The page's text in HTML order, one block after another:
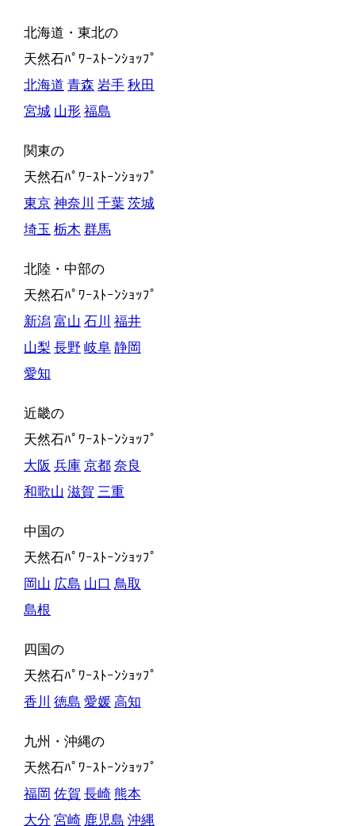
北海道・東北の
天然石ﾊﾟﾜｰｽﾄｰﾝｼｮｯﾌﾟ
北海道 青森 岩手 秋田
宮城 山形 福島
関東の
天然石ﾊﾟﾜｰｽﾄｰﾝｼｮｯﾌﾟ
東京 神奈川 千葉 茨城
埼玉 栃木 群馬
北陸・中部の
天然石ﾊﾟﾜｰｽﾄｰﾝｼｮｯﾌﾟ
新潟 富山 石川 福井
山梨 長野 岐阜 静岡
愛知
近畿の
天然石ﾊﾟﾜｰｽﾄｰﾝｼｮｯﾌﾟ
大阪 兵庫 京都 奈良
和歌山 滋賀 三重
中国の
天然石ﾊﾟﾜｰｽﾄｰﾝｼｮｯﾌﾟ
岡山 広島 山口 鳥取
島根
四国の
天然石ﾊﾟﾜｰｽﾄｰﾝｼｮｯﾌﾟ
香川 徳島 愛媛 高知
九州・沖縄の
天然石ﾊﾟﾜｰｽﾄｰﾝｼｮｯﾌﾟ
福岡 佐賀 長崎 熊本
大分 宮崎 鹿児島 沖縄